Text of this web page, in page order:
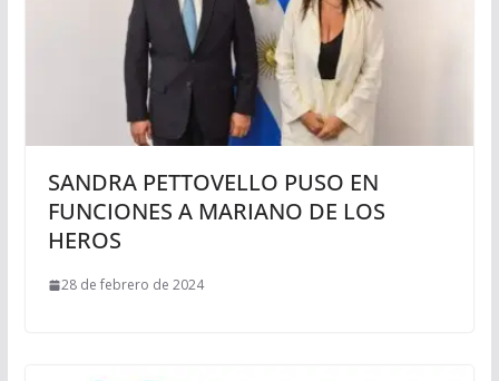
SANDRA PETTOVELLO PUSO EN
FUNCIONES A MARIANO DE LOS
HEROS
28 de febrero de 2024